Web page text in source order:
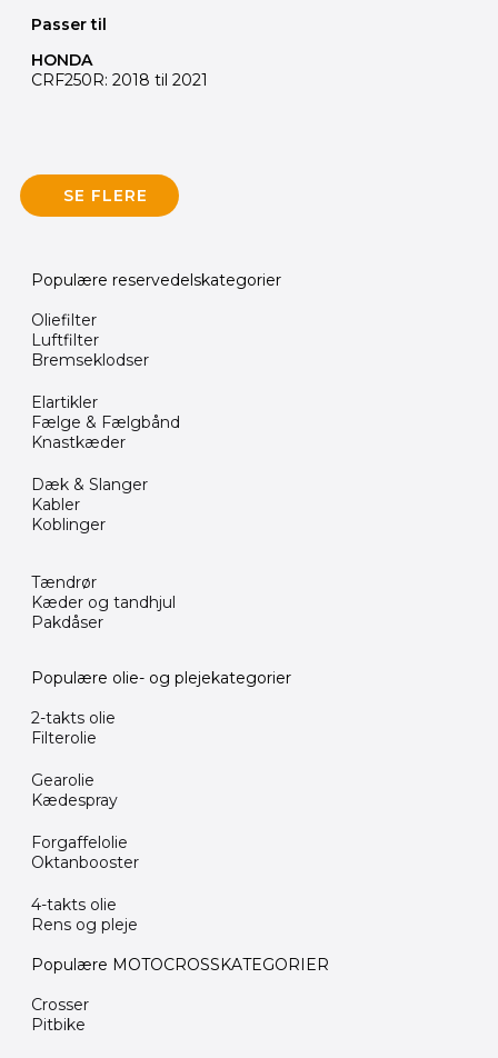
Passer til
HONDA
CRF250R: 2018 til 2021
SE FLERE
Populære reservedelskategorier
Oliefilter
Luftfilter
Bremseklodser
Elartikler
Fælge & Fælgbånd
Knastkæder
Dæk & Slanger
Kabler
Koblinger
Tændrør
Kæder og tandhjul
Pakdåser
Populære olie- og plejekategorier
2-takts olie
Filterolie
Gearolie
Kædespray
Forgaffelolie
Oktanbooster
4-takts olie
Rens og pleje
Populære MOTOCROSSKATEGORIER
Crosser
Pitbike